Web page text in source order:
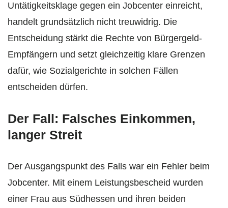
Untätigkeitsklage gegen ein Jobcenter einreicht,
handelt grundsätzlich nicht treuwidrig. Die
Entscheidung stärkt die Rechte von Bürgergeld-
Empfängern und setzt gleichzeitig klare Grenzen
dafür, wie Sozialgerichte in solchen Fällen
entscheiden dürfen.
Der Fall: Falsches Einkommen,
langer Streit
Der Ausgangspunkt des Falls war ein Fehler beim
Jobcenter. Mit einem Leistungsbescheid wurden
einer Frau aus Südhessen und ihren beiden